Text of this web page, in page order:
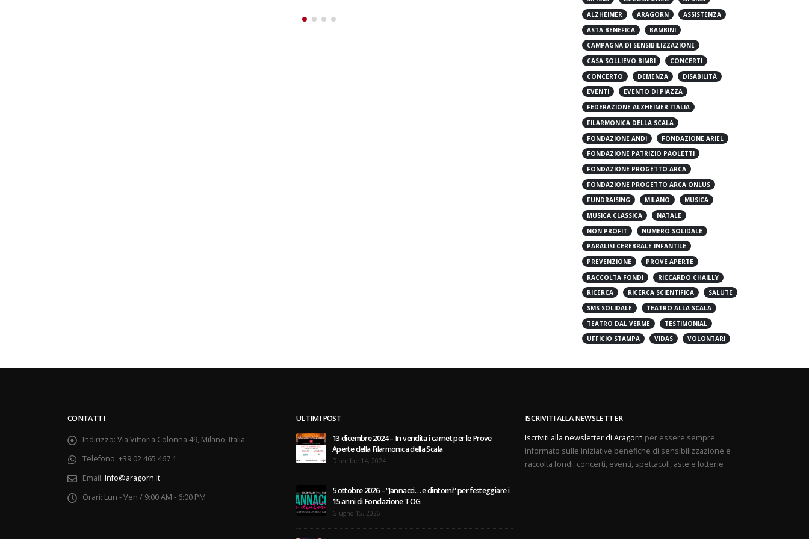
leggi di più
5X1000 ACCOGLIENZA
AFRICA
ALZHEIMER
ARAGORN
ASTA BENEFICA
BAMBINI
CAMPAGNA DI SENSIBILIZZAZIONE
CASA SOLLIEVO BIMBI
CONCERTI
CONCERTO
DEMENZA
DISABILITÀ
EVENTI
EVENTO DI PIAZZA
FEDERAZIONE ALZHEIMER ITALIA
FILARMONICA DELLA SCALA
FONDAZIONE ANDI
FONDAZIONE ARIEL
FONDAZIONE PATRIZIO PAOLETTI
FONDAZIONE PROGETTO ARCA
FONDAZIONE PROGETTO ARCA ONLUS
FUNDRAISING
MILANO
MUSICA
MUSICA CLASSICA
NATALE
NON PROFIT
NUMERO SOLIDALE
PARALISI CEREBRALE INFANTILE
PREVENZIONE
PROVE APERTE
RACCOLTA FONDI
RICCARDO CHAILLY
RICERCA
RICERCA SCIENTIFICA
SALUTE
SMS SOLIDALE
TEATRO ALLA SCALA
TEATRO DAL VERME
TESTIMONIAL
ULTIMI POST
13 dicembre 2024 – In vendita i carnet per le Prove
Aperte della Filarmonica della Scala
Dicembre 14, 2024
5 ottobre 2026 – “Jannacci… e dintorni” per festeggiare i
15 anni di Fondazione TOG
Giugno 15, 2026
Iscriviti alla newsletter di Aragornper essere sempre
informato sulle iniziative benefiche di sensibilizzazione e